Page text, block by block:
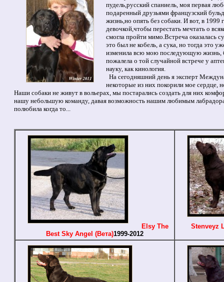
пудель,русский спаниель, моя первая
подаренный друзьями французский
жизнь,но опять без собаки. И вот, в 1999
девочкой,чтобы перестать мечтать о
смогла пройти мимо.Встреча оказалась
это был не кобель, а сука, но тогда это
изменила всю мою последующую жизнь,
пожалела о той случайной встрече у
науку, как кинология.
На сегодняшний день я эксперт
некоторые из них покорили мое сердце,
Наши собаки не живут в вольерах, мы постарались создать для них
нашу небольшую команду, давая возможность нашим любимым
полюбила когда то...
Elsy The
Best Sky Angel (Вета)1999-2012
Stenveyz